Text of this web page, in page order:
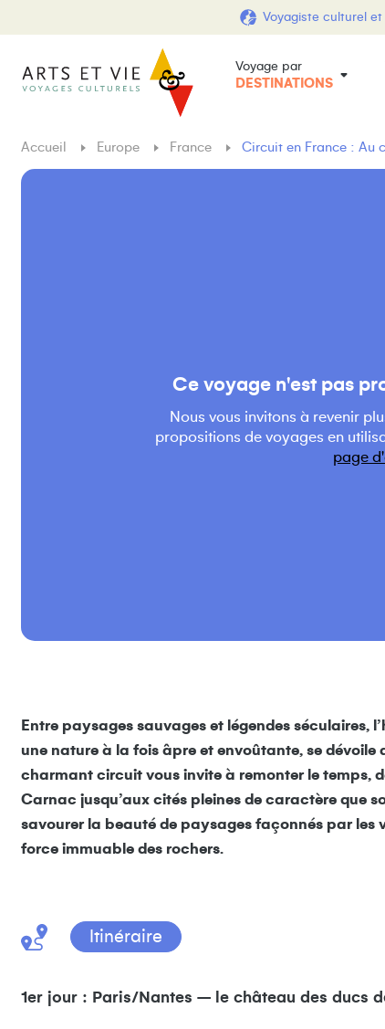
Voyagiste culturel et
Voyage par
DESTINATIONS
Accueil Europe France Circuit en France : Au
Ce voyage n'est pas
Nous vous invitons à revenir
propositions de voyages en
page
Entre paysages sauvages et légendes séculaires,
une nature à la fois âpre et envoûtante, se
charmant circuit vous invite à remonter le temps,
Carnac jusqu’aux cités pleines de caractère que
savourer la beauté de paysages façonnés par les
force immuable des rochers.
Itinéraire
1er jour : Paris/Nantes – le château des ducs